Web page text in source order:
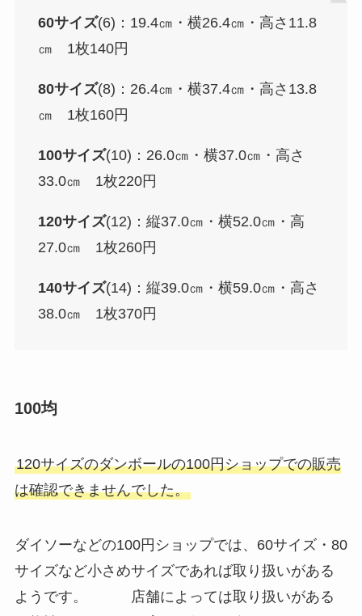
60サイズ(6)：19.4㎝・横26.4㎝・高さ11.8
㎝ 1枚140円
80サイズ(8)：26.4㎝・横37.4㎝・高さ13.8
㎝ 1枚160円
100サイズ(10)：26.0㎝・横37.0㎝・高さ
33.0㎝ 1枚220円
120サイズ(12)：縦37.0㎝・横52.0㎝・高
27.0㎝ 1枚260円
140サイズ(14)：縦39.0㎝・横59.0㎝・高さ
38.0㎝ 1枚370円
100均
120サイズのダンボールの100円ショップでの販売
は確認できませんでした。
ダイソーなどの100円ショップでは、60サイズ・80
サイズなど小さめサイズであれば取り扱いがある
ようです。 店舗によっては取り扱いがある